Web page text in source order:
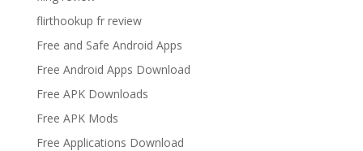
flirthookup fr review
Free and Safe Android Apps
Free Android Apps Download
Free APK Downloads
Free APK Mods
Free Applications Download